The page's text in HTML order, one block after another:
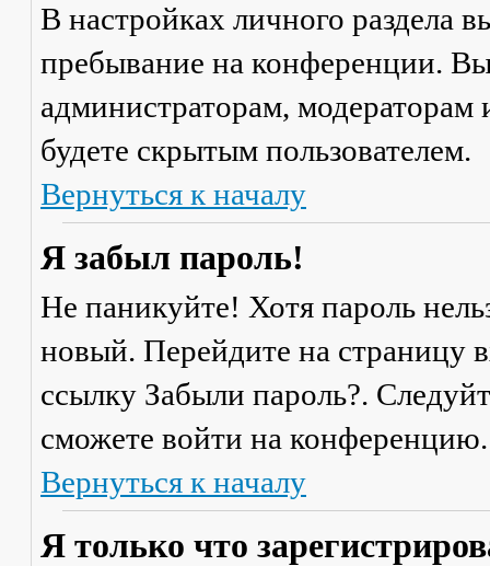
В настройках личного раздела
пребывание на конференции.
администраторам,
будете скрытым пользователем.
Вернуться к началу
Я забыл пароль!
Не паникуйте! Хотя пароль
новый. Перейдите на страницу
ссылку Забыли пароль?.
сможете войти на конференцию.
Вернуться к началу
Я только что